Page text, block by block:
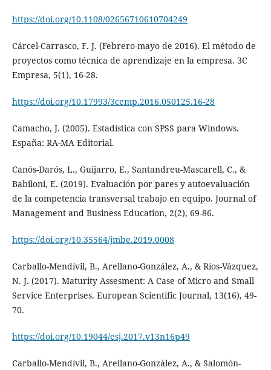
https://doi.org/10.1108/02656710610704249
Cárcel-Carrasco, F. J. (Febrero-mayo de 2016). El método de
proyectos como técnica de aprendizaje en la empresa. 3C
Empresa, 5(1), 16-28.
https://doi.org/10.17993/3cemp.2016.050125.16-28
Camacho, J. (2005). Estadística con SPSS para Windows.
España: RA-MA Editorial.
Canós-Darós, L., Guijarro, E., Santandreu-Mascarell, C., &
Babiloni, E. (2019). Evaluación por pares y autoevaluación
de la competencia transversal trabajo en equipo. Journal of
Management and Business Education, 2(2), 69-86.
https://doi.org/10.35564/jmbe.2019.0008
Carballo-Mendívil, B., Arellano-González, A., & Ríos-Vázquez,
N. J. (2017). Maturity Assesment: A Case of Micro and Small
Service Enterprises. European Scientific Journal, 13(16), 49-
70.
https://doi.org/10.19044/esj.2017.v13n16p49
Carballo-Mendívil, B., Arellano-González, A., & Salomón-